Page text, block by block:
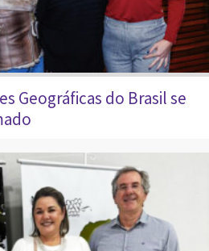
Geográficas do Brasil se